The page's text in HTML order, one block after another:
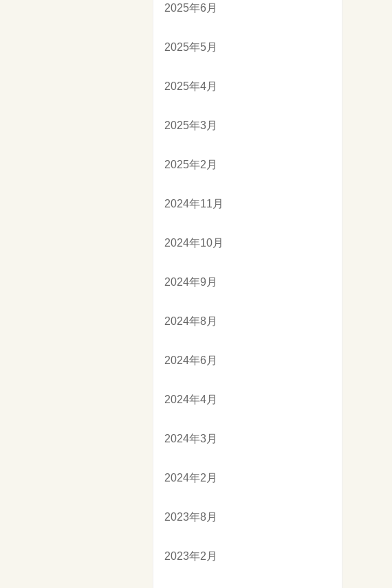
2025年6月
2025年5月
2025年4月
2025年3月
2025年2月
2024年11月
2024年10月
2024年9月
2024年8月
2024年6月
2024年4月
2024年3月
2024年2月
2023年8月
2023年2月